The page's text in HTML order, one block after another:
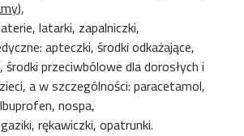
),
latarki, zapalniczki,
apteczki, środki odkażające,
środki przeciwbólowe dla dorosłych i
a w szczególności: paracetamol,
nospa,
rękawiczki, opatrunki.